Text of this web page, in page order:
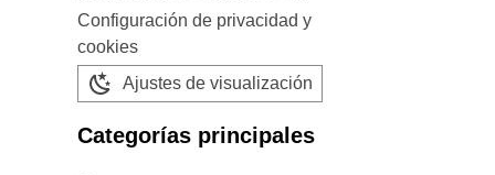
Configuración de privacidad y
cookies
Ajustes de visualización
Categorías principales